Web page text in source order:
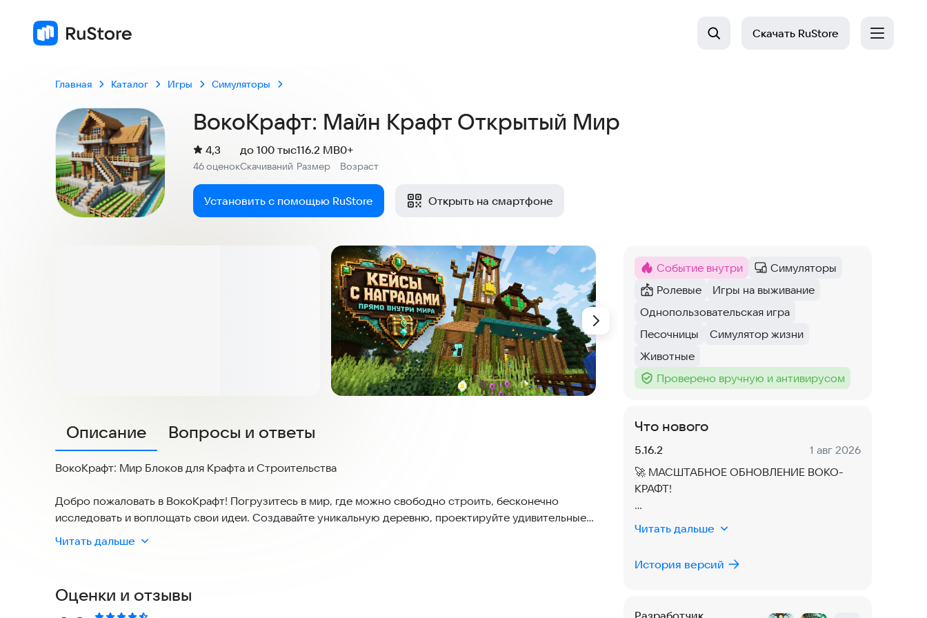
Скачать RuStore
Главная Каталог Игры Симуляторы
ВокоКрафт: Майн Крафт Открытый Мир
Рейтинг:
4,3
46 оценокСкачиваний
до 100 тыс
Размер
116.2 MB
Возраст
0+
Установить с помощью RuStore Открыть на смартфоне
Описание Вопросы и ответы
ВокоКрафт: Мир Блоков для Крафта и Строительства
Добро пожаловать в ВокоКрафт! Погрузитесь в мир, где можно свободно строить, бесконечно
исследовать и воплощать свои идеи. Создавайте уникальную деревню, проектируйте удивительные
сооружения или просто наслаждайтесь крафтом в открытом мире.
Свобода творчества — начните с простых построек и переходите к сложным проектам, таким как
Читать дальше
Оценки и отзывы
Метка:
Событие внутри
Категория:
Симуляторы
Категория:
Ролевые
Тег:
Игры на выживание
Тег:
Однопользовательская игра
Тег:
Песочницы
Тег:
Симулятор жизни
Тег:
Животные
Тег :
Проверено вручную и антивирусом
Что нового
Версия:
5.16.2 Дата:
1 авг 2026
🚀 МАСШТАБНОЕ ОБНОВЛЕНИЕ ВОКО-
КРАФТ!
Мы вас услышали и:
🎮 Убрали блокировку после 30 минут -
времени
Читать дальше
История версий
Разработчик